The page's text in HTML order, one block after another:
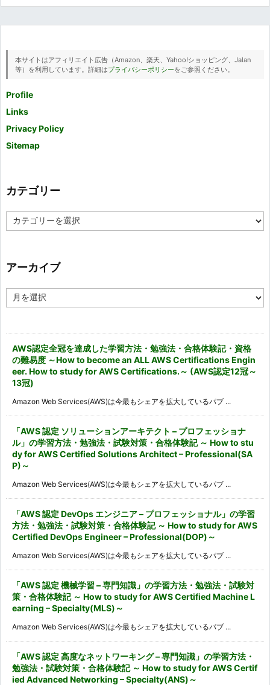
本サイトはアフィリエイト広告（Amazon、楽天、Yahoo!ショッピング、Jalan
等）を利用しています。詳細はプライバシーポリシーをご参照ください。
Profile
Links
Privacy Policy
Sitemap
カテゴリー
テ
ー
アーカイブ
ー
AWS認定全冠を達成した学習方法・勉強法・合格体験記・資格
の難易度 ～How to become an ALL AWS Certifications Engin
eer. How to study for AWS Certifications.～ (AWS認定12冠～
13冠)
Amazon Web Services(AWS)は今最もシェアを拡大しているパブ ...
「AWS 認定 ソリューションアーキテクト – プロフェッショナ
ル」の学習方法・勉強法・試験対策・合格体験記 ～ How to stu
dy for AWS Certified Solutions Architect – Professional(SA
P)～
Amazon Web Services(AWS)は今最もシェアを拡大しているパブ ...
「AWS 認定 DevOps エンジニア – プロフェッショナル」の学習
方法・勉強法・試験対策・合格体験記 ～ How to study for AWS
Certified DevOps Engineer – Professional(DOP)～
Amazon Web Services(AWS)は今最もシェアを拡大しているパブ ...
「AWS 認定 機械学習 – 専門知識」の学習方法・勉強法・試験対
策・合格体験記 ～ How to study for AWS Certified Machine L
earning – Specialty(MLS)～
Amazon Web Services(AWS)は今最もシェアを拡大しているパブ ...
「AWS 認定 高度なネットワーキング – 専門知識」の学習方法・
勉強法・試験対策・合格体験記 ～ How to study for AWS Certif
ied Advanced Networking – Specialty(ANS)～